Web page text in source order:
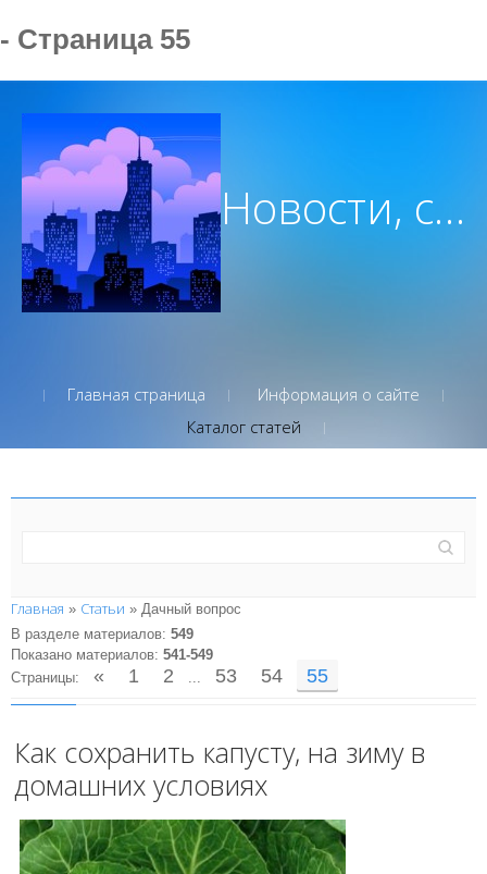
- Страница 55
Новости, советы, вдохновение которым вы можете доверять
Главная страница
Информация о сайте
Каталог статей
Главная » Статьи » Дачный вопрос
В разделе материалов: 549
Показано материалов: 541-549
Страницы: « 1 2 53 54 55
Как сохранить капусту, на зиму в
домашних условиях